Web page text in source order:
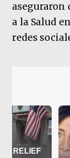
aseguraron
a la Salud
redes